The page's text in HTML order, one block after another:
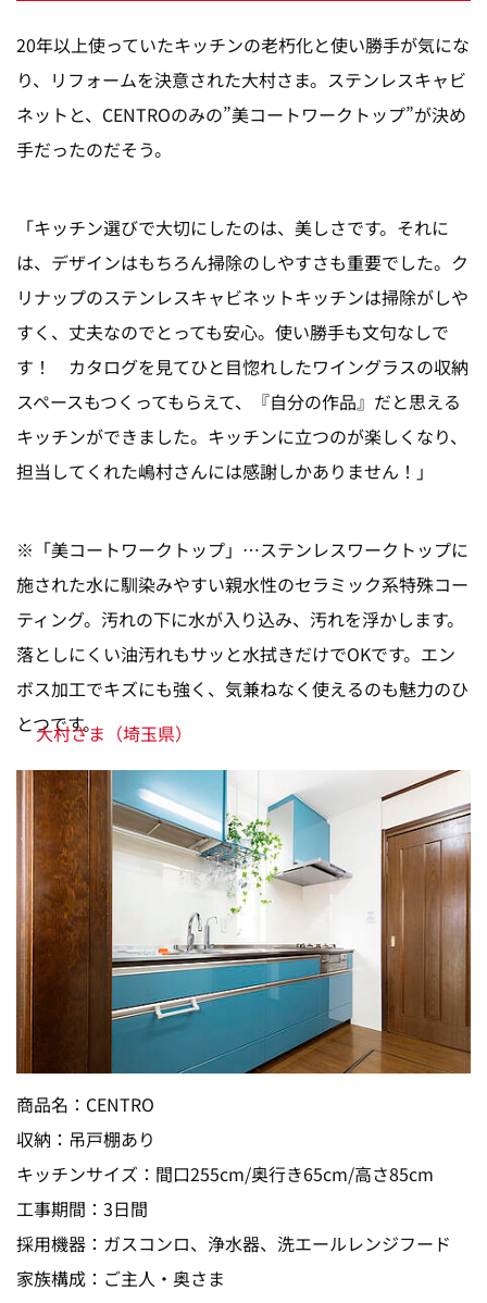
20年以上使っていたキッチンの老朽化と使い勝手が気にな
り、リフォームを決意された大村さま。ステンレスキャビ
ネットと、CENTROのみの”美コートワークトップ”が決め
手だったのだそう。
「キッチン選びで大切にしたのは、美しさです。それに
は、デザインはもちろん掃除のしやすさも重要でした。ク
リナップのステンレスキャビネットキッチンは掃除がしや
すく、丈夫なのでとっても安心。使い勝手も文句なしで
す！ カタログを見てひと目惚れしたワイングラスの収納
スペースもつくってもらえて、『自分の作品』だと思える
キッチンができました。キッチンに立つのが楽しくなり、
担当してくれた嶋村さんには感謝しかありません！」
※「美コートワークトップ」…ステンレスワークトップに
施された水に馴染みやすい親水性のセラミック系特殊コー
ティング。汚れの下に水が入り込み、汚れを浮かします。
落としにくい油汚れもサッと水拭きだけでOKです。エン
ボス加工でキズにも強く、気兼ねなく使えるのも魅力のひ
とつです。
大村さま（埼玉県）
商品名：CENTRO
収納：吊戸棚あり
キッチンサイズ：間口255cm/奥行き65cm/高さ85cm
工事期間：3日間
採用機器：ガスコンロ、浄水器、洗エールレンジフード
家族構成：ご主人・奥さま